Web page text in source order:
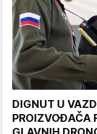
DIGNUT U
PROIZVOĐAČA